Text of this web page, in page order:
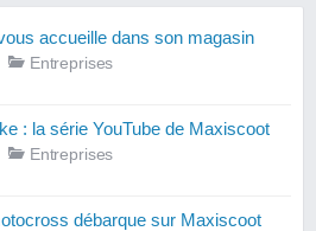
accueille dans son magasin
Entreprises
: la série YouTube de Maxiscoot
Entreprises
débarque sur Maxiscoot